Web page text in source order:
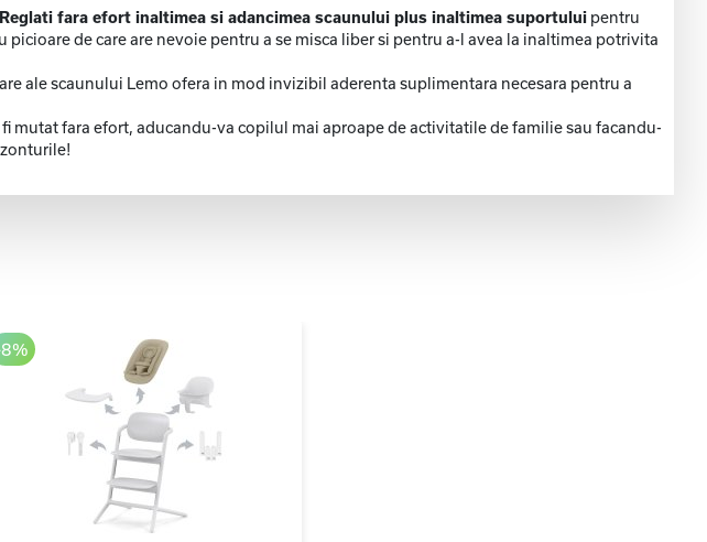
Reglati fara efort inaltimea si adancimea scaunului plus inaltimea suportului pentru
de care are nevoie pentru a se misca liber si pentru a-l avea la inaltimea potrivita
ale scaunului Lemo ofera in mod invizibil aderenta suplimentara necesara pentru a
mutat fara efort, aducandu-va copilul mai aproape de activitatile de familie sau facandu-